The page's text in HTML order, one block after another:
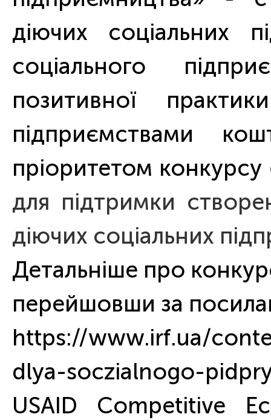
діючих соціальних
соціального
позитивної
підприємствами
пріоритетом конкурсу
для підтримки
діючих соціальних
Детальніше про
перейшовши за
https://www.irf.ua/
dlya-soczialnogo-
USAID Competitive